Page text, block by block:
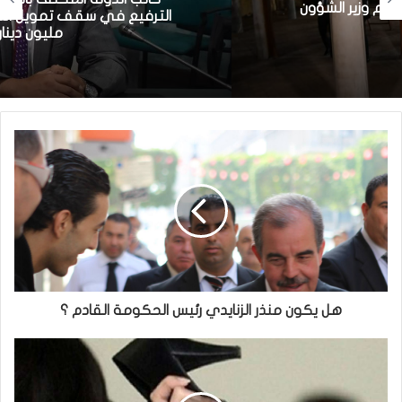
الترفيع في سقف تمويل الشركات الأهلية إلى
مليون دينار
هل يكون منذر الزنايدي رئيس الحكومة القادم ؟